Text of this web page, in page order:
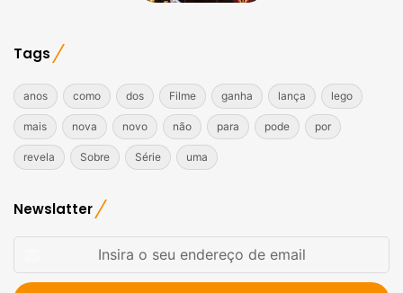
Tags
anos como dos Filme ganha lança lego
mais nova novo não para pode por
revela Sobre Série uma
Newslatter
seu